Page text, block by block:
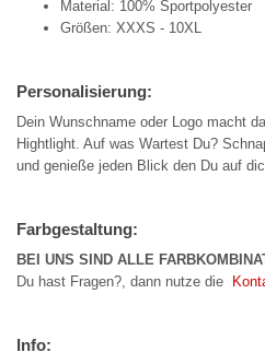
Material: 100% Sportpolyester
Größen: XXXS - 10XL
Personalisierung:
Dein Wunschname oder Logo macht
Hightlight. Auf was Wartest Du?
und genieße jeden Blick den Du auf
Farbgestaltung:
BEI UNS SIND ALLE
Du hast Fragen?, dann nutze die
Info: